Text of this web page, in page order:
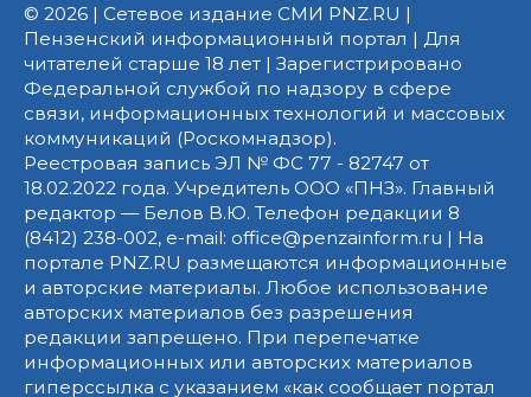
© 2026 | Сетевое издание СМИ PNZ.RU |
Пензенский информационный портал | Для
читателей старше 18 лет | Зарегистрировано
Федеральной службой по надзору в сфере
связи, информационных технологий и массовых
коммуникаций (Роскомнадзор).
Реестровая запись ЭЛ № ФС 77 - 82747 от
18.02.2022 года. Учредитель ООО «ПНЗ». Главный
редактор — Белов В.Ю. Телефон редакции 8
(8412) 238-002, e-mail: office@penzainform.ru | На
портале PNZ.RU размещаются информационные
и авторские материалы. Любое использование
авторских материалов без разрешения
редакции запрещено. При перепечатке
информационных или авторских материалов
гиперссылка с указанием «как сообщает портал